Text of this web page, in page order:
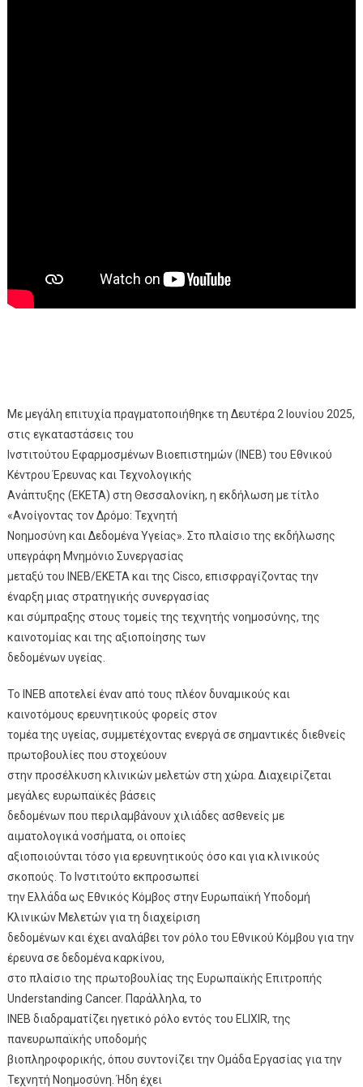
Με μεγάλη επιτυχία πραγματοποιήθηκε τη Δευτέρα 2 Ιουνίου 2025,
στις εγκαταστάσεις του
Ινστιτούτου Εφαρμοσμένων Βιοεπιστημών (ΙΝΕΒ) του Εθνικού
Κέντρου Έρευνας και Τεχνολογικής
Ανάπτυξης (ΕΚΕΤΑ) στη Θεσσαλονίκη, η εκδήλωση με τίτλο
«Ανοίγοντας τον Δρόμο: Τεχνητή
Νοημοσύνη και Δεδομένα Υγείας». Στο πλαίσιο της εκδήλωσης
υπεγράφη Μνημόνιο Συνεργασίας
μεταξύ του ΙΝΕΒ/ΕΚΕΤΑ και της Cisco, επισφραγίζοντας την
έναρξη μιας στρατηγικής συνεργασίας
και σύμπραξης στους τομείς της τεχνητής νοημοσύνης, της
καινοτομίας και της αξιοποίησης των
δεδομένων υγείας.
Το ΙΝΕΒ αποτελεί έναν από τους πλέον δυναμικούς και
καινοτόμους ερευνητικούς φορείς στον
τομέα της υγείας, συμμετέχοντας ενεργά σε σημαντικές διεθνείς
πρωτοβουλίες που στοχεύουν
στην προσέλκυση κλινικών μελετών στη χώρα. Διαχειρίζεται
μεγάλες ευρωπαϊκές βάσεις
δεδομένων που περιλαμβάνουν χιλιάδες ασθενείς με
αιματολογικά νοσήματα, οι οποίες
αξιοποιούνται τόσο για ερευνητικούς όσο και για κλινικούς
σκοπούς. Το Ινστιτούτο εκπροσωπεί
την Ελλάδα ως Εθνικός Κόμβος στην Ευρωπαϊκή Υποδομή
Κλινικών Μελετών για τη διαχείριση
δεδομένων και έχει αναλάβει τον ρόλο του Εθνικού Κόμβου για την
έρευνα σε δεδομένα καρκίνου,
στο πλαίσιο της πρωτοβουλίας της Ευρωπαϊκής Επιτροπής
Understanding Cancer. Παράλληλα, το
ΙΝΕΒ διαδραματίζει ηγετικό ρόλο εντός του ELIXIR, της
πανευρωπαϊκής υποδομής
βιοπληροφορικής, όπου συντονίζει την Ομάδα Εργασίας για την
Τεχνητή Νοημοσύνη. Ήδη έχει